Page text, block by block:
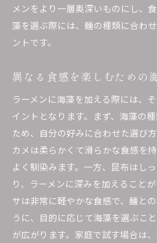
メンをより一層奥深いものにし、
藻を選ぶ際には、麺の種類に合わ
ントです。
異なる食感を楽しむための
ラーメンに海藻を加える際には、
イントとなります。まず、海藻の
ため、自分の好みに合わせた選び
カメは柔らかくて滑らかな食感を
よく馴染みます。一方、昆布はし
り、ラーメンに深みを加えること
サは非常に軽やかな食感で、麺と
うに、目的に応じて海藻を選ぶこ
が広がります。家庭で試す場合は